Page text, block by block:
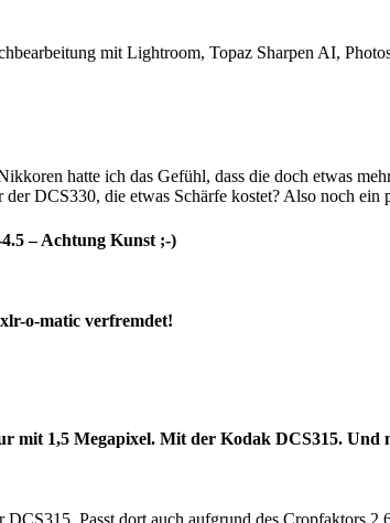
mit Lightroom, Topaz Sharpen AI,
hatte ich das Gefühl, dass die doch etwas
DCS330, die etwas Schärfe kostet? Also noch
– Achtung Kunst ;-)
o-matic verfremdet!
mit 1,5 Megapixel. Mit der Kodak DCS315.